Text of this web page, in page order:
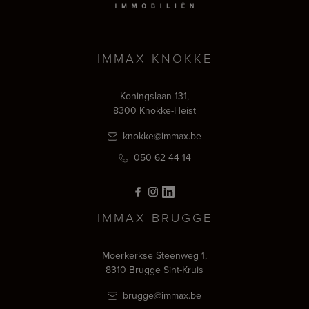
IMMAX KNOKKE
Koningslaan 131,
8300 Knokke-Heist
knokke@immax.be
050 62 44 14
IMMAX BRUGGE
Moerkerkse Steenweg 1,
8310 Brugge Sint-Kruis
brugge@immax.be